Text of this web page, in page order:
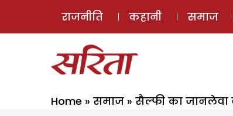
राजनीति कहानी समाज
Home » समाज » सैल्फी का जानलेवा